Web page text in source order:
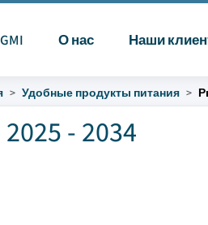
О нас Наши
Удобные продукты питания
- 2034